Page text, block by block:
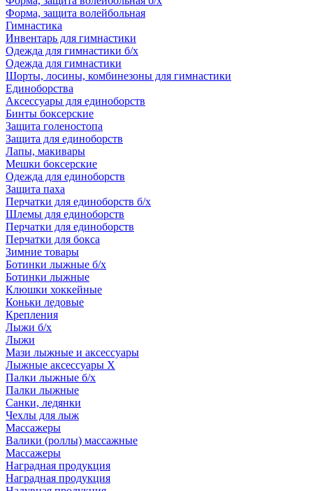
Форма, защита волейбольная
Гимнастика
Инвентарь для гимнастики
Одежда для гимнастики б/х
Одежда для гимнастики
Шорты, лосины, комбинезоны для гимнастики
Единоборства
Аксессуары для единоборств
Бинты боксерские
Защита голеностопа
Защита для единоборств
Лапы, макивары
Мешки боксерские
Одежда для единоборств
Защита паха
Перчатки для единоборств б/х
Шлемы для единоборств
Перчатки для единоборств
Перчатки для бокса
Зимние товары
Ботинки лыжные б/х
Ботинки лыжные
Клюшки хоккейные
Коньки ледовые
Крепления
Лыжи б/х
Лыжи
Мази лыжные и аксессуары
Лыжные аксессуары Х
Палки лыжные б/х
Палки лыжные
Санки, ледянки
Чехлы для лыж
Массажеры
Валики (роллы) массажные
Массажеры
Наградная продукция
Наградная продукция